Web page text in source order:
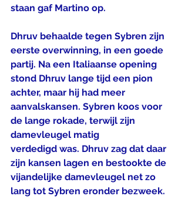
staan gaf Martino op.
Dhruv behaalde tegen Sybren zijn
eerste overwinning, in een goede
partij. Na een Italiaanse opening
stond Dhruv lange tijd een pion
achter, maar hij had meer
aanvalskansen. Sybren koos voor
de lange rokade, terwijl zijn
damevleugel matig
verdedigd was. Dhruv zag dat daar
zijn kansen lagen en bestookte de
vijandelijke damevleugel net zo
lang tot Sybren eronder bezweek.